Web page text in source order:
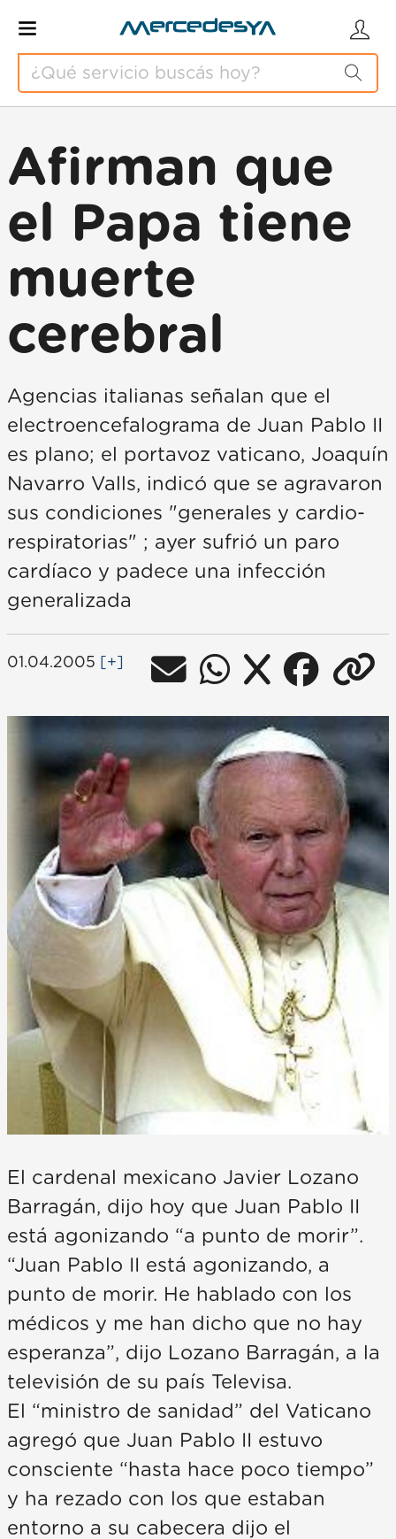
Afirman que
el Papa tiene
muerte
cerebral
Agencias italianas señalan que el
electroencefalograma de Juan Pablo II
es plano; el portavoz vaticano, Joaquín
Navarro Valls, indicó que se agravaron
sus condiciones "generales y cardio-
respiratorias" ; ayer sufrió un paro
cardíaco y padece una infección
generalizada
01.04.2005 [+]
El cardenal mexicano Javier Lozano
Barragán, dijo hoy que Juan Pablo II
está agonizando “a punto de morir”.
“Juan Pablo II está agonizando, a
punto de morir. He hablado con los
médicos y me han dicho que no hay
esperanza”, dijo Lozano Barragán, a la
televisión de su país Televisa.
El “ministro de sanidad” del Vaticano
agregó que Juan Pablo II estuvo
consciente “hasta hace poco tiempo”
y ha rezado con los que estaban
entorno a su cabecera dijo el